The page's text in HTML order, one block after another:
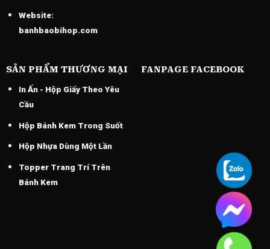
Website:
banhbaobihop.com
SẢN PHẨM THƯƠNG MẠI
In Ấn - Hộp Giấy Theo Yêu
Cầu
Hộp Bánh Kem Trong Suốt
Hộp Nhựa Dùng Một Lần
Topper Trang Trí Trên
Bánh Kem
FANPAGE FACEBOOK